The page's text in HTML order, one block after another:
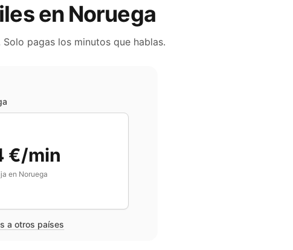
en Noruega
pagas los minutos que hablas.
€/min
en Noruega
a otros países